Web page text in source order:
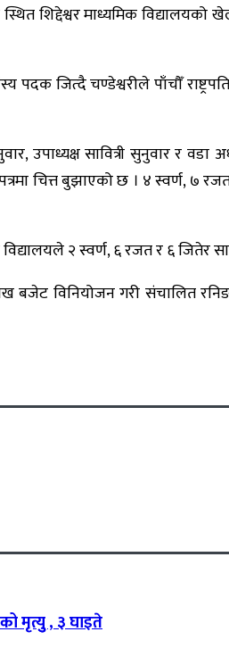
शिद्देश्वर माध्यमिक विद्यालयको
पदक जित्दै चण्डेश्वरीले पाँचौँ
उपाध्यक्ष सावित्री सुनुवार र
चित्त बुझाएको छ । ४ स्वर्ण, ७
विद्यालयले २ स्वर्ण, ६ रजत र ६
विनियोजन गरी संचालित
मृत्युु , ३ घाइते